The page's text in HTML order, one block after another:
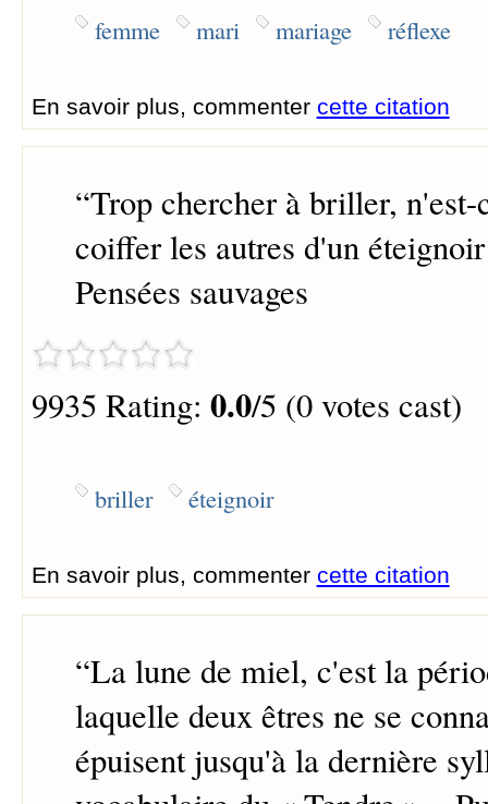
femme mari mariage réflexe
En savoir plus, commenter cette citation
“Trop chercher à briller,
coiffer les autres d'un
Pensées sauvages
9935 Rating: 0.0/5 (0 votes cast)
briller éteignoir
En savoir plus, commenter cette citation
“La lune de miel, c'est la
laquelle deux êtres ne se
épuisent jusqu'à la dernière